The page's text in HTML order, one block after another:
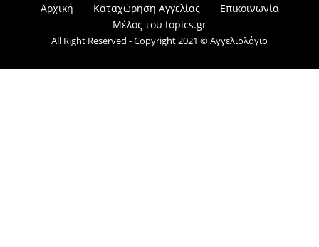
Αρχική Καταχώρηση Αγγελίας
Επικοινωνία
Μέλος του topics.gr
All Right Reserved - Copyright 2021 © Αγγελιολόγιο